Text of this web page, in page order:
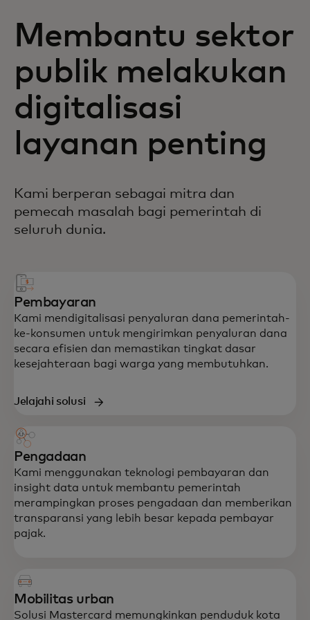
Membantu sektor
publik melakukan
digitalisasi
layanan penting
Kami berperan sebagai mitra dan
pemecah masalah bagi pemerintah di
seluruh dunia.
Pembayaran
Kami mendigitalisasi penyaluran dana pemerintah-
ke-konsumen untuk mengirimkan penyaluran dana
secara efisien dan memastikan tingkat dasar
kesejahteraan bagi warga yang membutuhkan.
Jelajahi solusi
Pengadaan
Kami menggunakan teknologi pembayaran dan
insight data untuk membantu pemerintah
merampingkan proses pengadaan dan memberikan
transparansi yang lebih besar kepada pembayar
pajak.
Mobilitas urban
Solusi Mastercard memungkinkan penduduk kota